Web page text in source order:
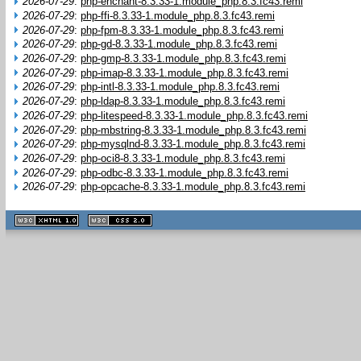
2026-07-29: php-ffi-8.3.33-1.module_php.8.3.fc43.remi
2026-07-29: php-fpm-8.3.33-1.module_php.8.3.fc43.remi
2026-07-29: php-gd-8.3.33-1.module_php.8.3.fc43.remi
2026-07-29: php-gmp-8.3.33-1.module_php.8.3.fc43.remi
2026-07-29: php-imap-8.3.33-1.module_php.8.3.fc43.remi
2026-07-29: php-intl-8.3.33-1.module_php.8.3.fc43.remi
2026-07-29: php-ldap-8.3.33-1.module_php.8.3.fc43.remi
2026-07-29: php-litespeed-8.3.33-1.module_php.8.3.fc43.remi
2026-07-29: php-mbstring-8.3.33-1.module_php.8.3.fc43.remi
2026-07-29: php-mysqlnd-8.3.33-1.module_php.8.3.fc43.remi
2026-07-29: php-oci8-8.3.33-1.module_php.8.3.fc43.remi
2026-07-29: php-odbc-8.3.33-1.module_php.8.3.fc43.remi
2026-07-29: php-opcache-8.3.33-1.module_php.8.3.fc43.remi
XHTML
1.1 valide
2.0 valide